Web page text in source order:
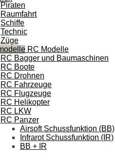
Piraten
Raumfahrt
Schiffe
Technic
Züge
RC Modelle
RC Bagger und Baumaschinen
RC Boote
RC Drohnen
RC Fahrzeuge
RC Flugzeuge
RC Helikopter
RC LKW
RC Panzer
Airsoft Schussfunktion (BB)
Infrarot Schussfunktion (IR)
BB + IR